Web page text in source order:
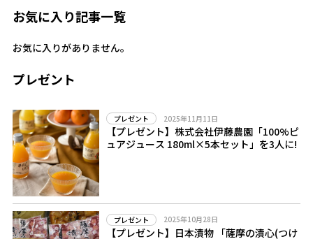
お気に入り記事一覧
お気に入りがありません。
プレゼント
プレゼント 2025年11月11日
【プレゼント】株式会社伊藤農園「100%ピ
ュアジュース 180ml×5本セット」を3人に!
プレゼント 2025年10月28日
【プレゼント】日本漬物 「薩摩の漬心(つけ